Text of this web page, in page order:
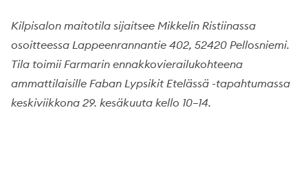
Kilpisalon maitotila sijaitsee Mikkelin Ristiinassa
osoitteessa Lappeenrannantie 402, 52420 Pellosniemi.
Tila toimii Farmarin ennakkovierailukohteena
ammattilaisille Faban Lypsikit Etelässä -tapahtumassa
keskiviikkona 29. kesäkuuta kello 10–14.